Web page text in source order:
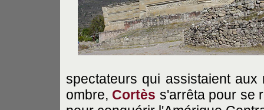
spectateurs qui assistaient
ombre, Cortès s'arrêta pour se